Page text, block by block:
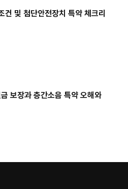
건 및 첨단안전장치 특약 체크리
보장과 층간소음 특약 오해와